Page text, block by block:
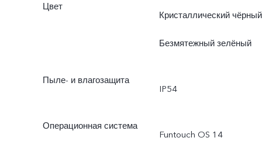
Цвет
Кристаллический чёрный
Безмятежный зелёный
Пыле- и влагозащита
IP54
Операционная система
Funtouch OS 14